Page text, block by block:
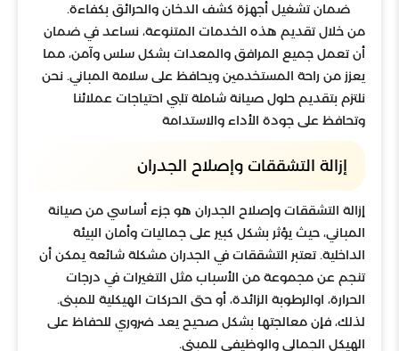
ضمان تشغيل أجهزة كشف الدخان والحرائق بكفاءة.
من خلال تقديم هذه الخدمات المتنوعة، نساعد في ضمان
أن تعمل جميع المرافق والمعدات بشكل سلس وآمن، مما
يعزز من راحة المستخدمين ويحافظ على سلامة المباني. نحن
نلتزم بتقديم حلول صيانة شاملة تلبي احتياجات عملائنا
وتحافظ على جودة الأداء والاستدامة
إزالة التشققات وإصلاح الجدران
إزالة التشققات وإصلاح الجدران هو جزء أساسي من صيانة
المباني، حيث يؤثر بشكل كبير على جماليات وأمان البيئة
الداخلية. تعتبر التشققات في الجدران مشكلة شائعة يمكن أن
تنجم عن مجموعة من الأسباب مثل التغيرات في درجات
الحرارة، اوالرطوبة الزائدة، أو حتى الحركات الهيكلية للمبنى.
لذلك، فإن معالجتها بشكل صحيح يعد ضروري للحفاظ على
الهيكل الجمالي والوظيفي للمبنى.